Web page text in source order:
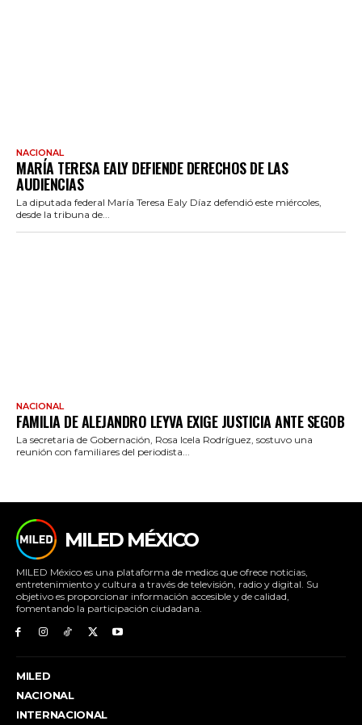
NACIONAL
MARÍA TERESA EALY DEFIENDE DERECHOS DE LAS
AUDIENCIAS
La diputada federal María Teresa Ealy Díaz defendió este miércoles,
desde la tribuna de...
NACIONAL
FAMILIA DE ALEJANDRO LEYVA EXIGE JUSTICIA ANTE SEGOB
La secretaria de Gobernación, Rosa Icela Rodríguez, sostuvo una
reunión con familiares del periodista...
MILED MÉXICO
MILED México es una plataforma de medios que ofrece noticias,
entretenimiento y cultura a través de televisión, radio y digital. Su
objetivo es proporcionar información accesible y de calidad,
fomentando la participación ciudadana.
MILED
NACIONAL
INTERNACIONAL